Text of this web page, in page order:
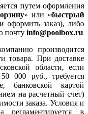
путем оформления
» или «быстрый
оформить заказ), либо
почту info@poolbox.ru
производится
товара. При доставке
области, если
50 000 руб., требуется
банковской картой
на расчетный счет)
заказа. Условия и
регламентируется в